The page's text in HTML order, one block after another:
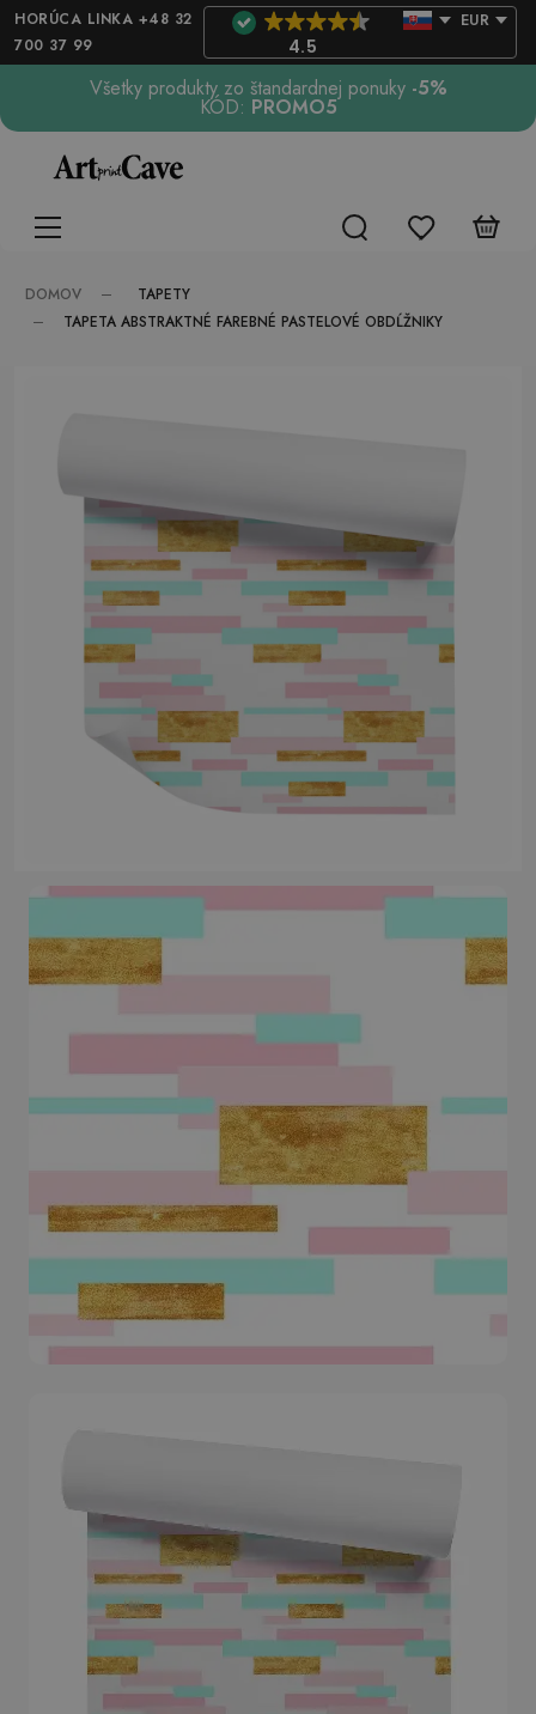
HORÚCA LINKA +48 32
700 37 99
4.5
EUR
Všetky produkty zo štandardnej ponuky -5%
KÓD: PROMO5
DOMOV
TAPETY
TAPETA ABSTRAKTNÉ FAREBNÉ PASTELOVÉ OBDĹŽNIKY